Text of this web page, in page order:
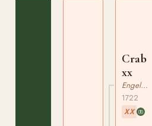
Crab
xx
Engelskt Fullblod
1722
XX